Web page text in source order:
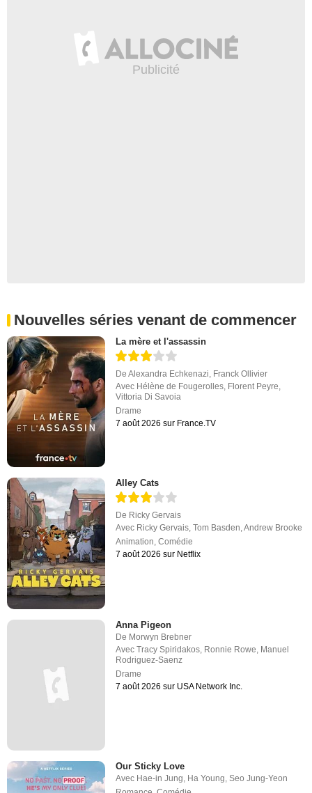
Nouvelles séries venant de commencer
La mère et l'assassin
DeAlexandra Echkenazi, Franck Ollivier
Avec Hélène de Fougerolles, Florent Peyre,
Vittoria Di Savoia
Drame
7 août 2026 sur France.TV
Alley Cats
De Ricky Gervais
Avec Ricky Gervais,Tom Basden,Andrew Brooke
Animation,Comédie
7 août 2026 sur Netflix
Anna Pigeon
De Morwyn Brebner
AvecTracy Spiridakos Ronnie Rowe Manuel
Rodriguez-Saenz
Drame
7 août 2026 sur USA Network Inc.
Our Sticky Love
Avec Hae-in Jung, Ha Young,Seo Jung-Yeon